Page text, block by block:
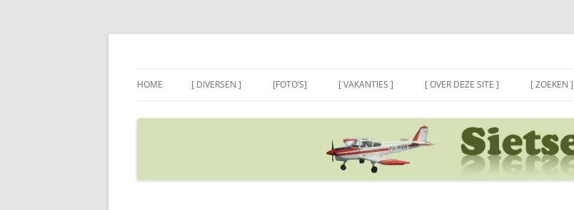
Ga
HOME [ DIVERSEN ] [FOTO’S] [ VAKANTIES ] [ OVER DEZE SITE ] [ ZOEKEN ]